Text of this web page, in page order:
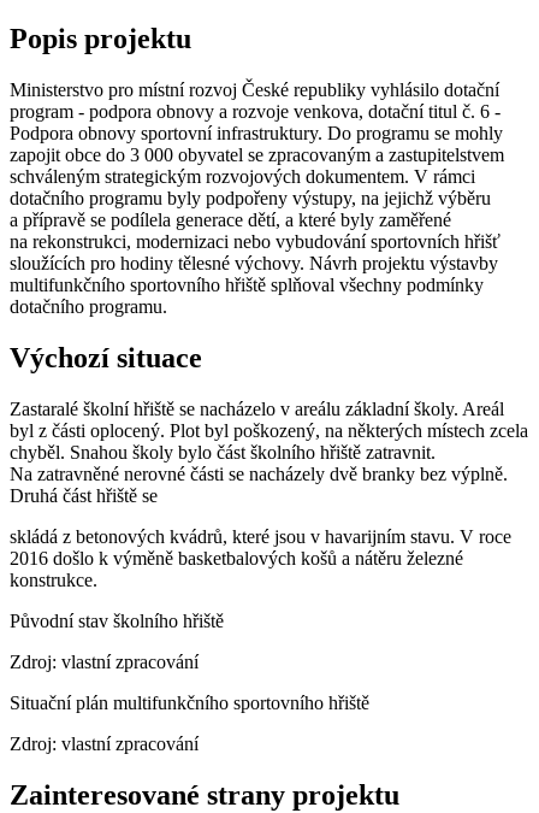
Popis projektu
Ministerstvo pro místní rozvoj České republiky vyhlásilo dotační
program - podpora obnovy a rozvoje venkova, dotační titul č. 6 -
Podpora obnovy sportovní infrastruktury. Do programu se mohly
zapojit obce do 3 000 obyvatel se zpracovaným a zastupitelstvem
schváleným strategickým rozvojových dokumentem. V rámci
dotačního programu byly podpořeny výstupy, na jejichž výběru
a přípravě se podílela generace dětí, a které byly zaměřené
na rekonstrukci, modernizaci nebo vybudování sportovních hřišť
sloužících pro hodiny tělesné výchovy. Návrh projektu výstavby
multifunkčního sportovního hřiště splňoval všechny podmínky
dotačního programu.
Výchozí situace
Zastaralé školní hřiště se nacházelo v areálu základní školy. Areál
byl z části oplocený. Plot byl poškozený, na některých místech zcela
chyběl. Snahou školy bylo část školního hřiště zatravnit.
Na zatravněné nerovné části se nacházely dvě branky bez výplně.
Druhá část hřiště se
skládá z betonových kvádrů, které jsou v havarijním stavu. V roce
2016 došlo k výměně basketbalových košů a nátěru železné
konstrukce.
Původní stav školního hřiště
Zdroj: vlastní zpracování
Situační plán multifunkčního sportovního hřiště
Zdroj: vlastní zpracování
Zainteresované strany projektu